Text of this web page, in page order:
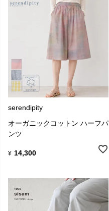
serendipity
オーガニックコットン ハーフパ
ンツ
¥ 14,300